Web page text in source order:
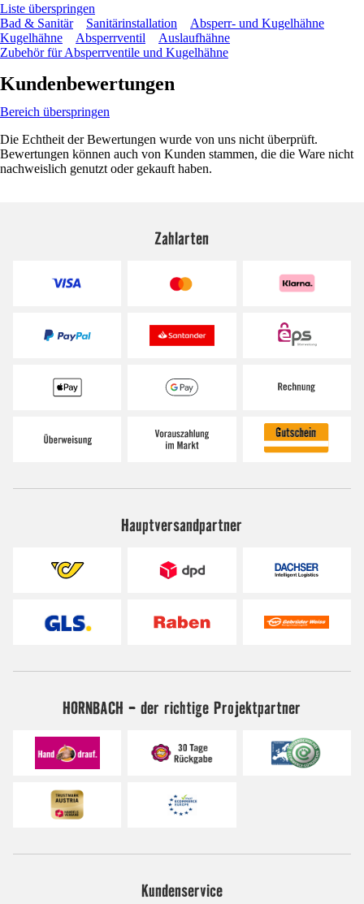
Liste überspringen
Bad & Sanitär
Sanitärinstallation
Absperr- und Kugelhähne
Kugelhähne
Absperrventil
Auslaufhähne
Zubehör für Absperrventile und Kugelhähne
Kundenbewertungen
Bereich überspringen
Die Echtheit der Bewertungen wurde von uns nicht überprüft.
Bewertungen können auch von Kunden stammen, die die Ware nicht
nachweislich genutzt oder gekauft haben.
Zahlarten
Hauptversandpartner
HORNBACH - der richtige Projektpartner
Kundenservice